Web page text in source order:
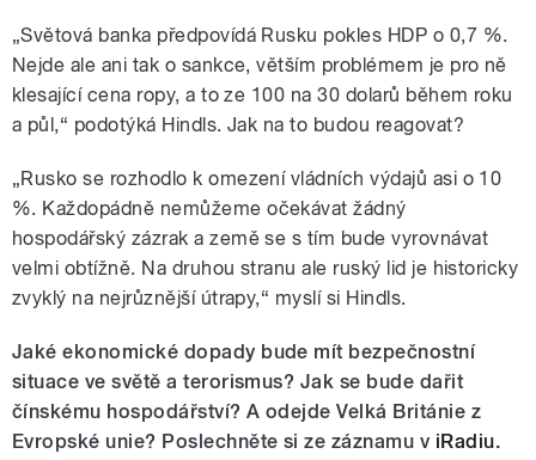
„Světová banka předpovídá Rusku pokles HDP o 0,7 %.
Nejde ale ani tak o sankce, větším problémem je pro ně
klesající cena ropy, a to ze 100 na 30 dolarů během roku
a půl,“ podotýká Hindls. Jak na to budou reagovat?
„Rusko se rozhodlo k omezení vládních výdajů asi o 10
%. Každopádně nemůžeme očekávat žádný
hospodářský zázrak a země se s tím bude vyrovnávat
velmi obtížně. Na druhou stranu ale ruský lid je historicky
zvyklý na nejrůznější útrapy,“ myslí si Hindls.
Jaké ekonomické dopady bude mít bezpečnostní
situace ve světě a terorismus? Jak se bude dařit
čínskému hospodářství? A odejde Velká Británie z
Evropské unie? Poslechněte si ze záznamu v iRadiu.